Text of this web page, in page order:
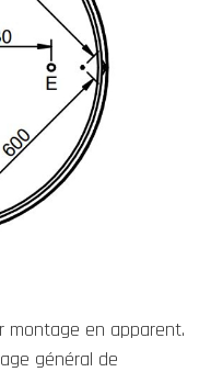
montage en apparent.
général de